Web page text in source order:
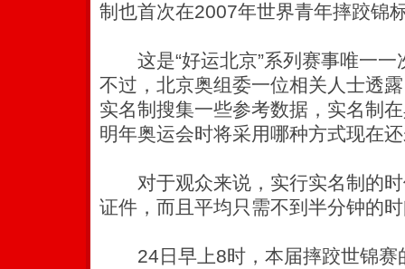
制也首次在2007年世界青年摔跤锦
这是“好运北京”系列赛事唯一一
不过，北京奥组委一位相关人士透
实名制搜集一些参考数据，实名制
明年奥运会时将采用哪种方式现在
对于观众来说，实行实名制的时
证件，而且平均只需不到半分钟的
24日早上8时，本届摔跤世锦赛